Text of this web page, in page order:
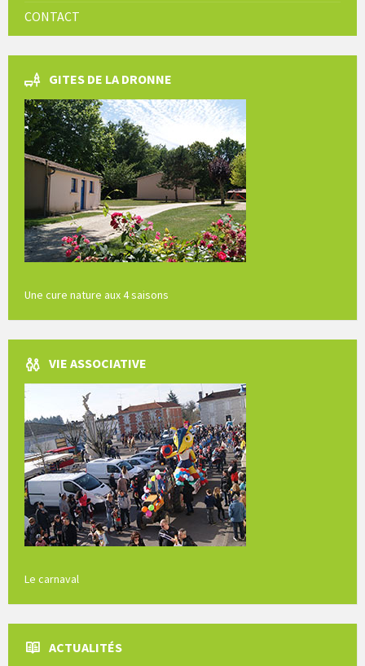
CONTACT
GITES DE LA DRONNE
Une cure nature aux 4 saisons
VIE ASSOCIATIVE
Le carnaval
ACTUALITÉS